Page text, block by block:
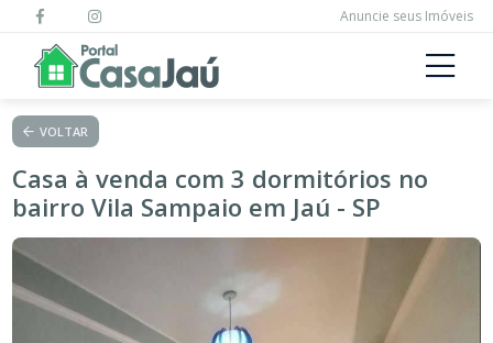
Anuncie seus Imóveis
VOLTAR
Casa à venda com 3 dormitórios no
bairro Vila Sampaio em Jaú - SP